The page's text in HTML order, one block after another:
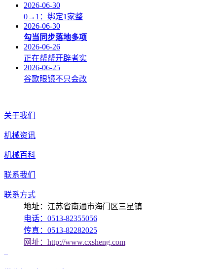
2026-06-30
0→1：绑定1家整
2026-06-30
勾当同步落地多项
2026-06-26
正在帮帮开辟者实
2026-06-25
谷歌眼镜不只会改
关于我们
机械资讯
机械百科
联系我们
联系方式
地址：江苏省南通市海门区三星镇
电话：0513-82355056
传真：0513-82282025
网址：http://www.cxsheng.com